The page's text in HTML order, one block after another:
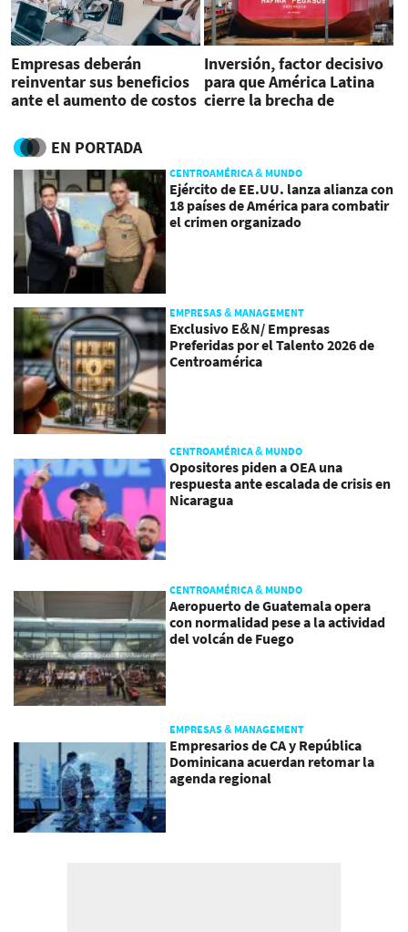
Empresas deberán
reinventar sus beneficios
ante el aumento de costos
Inversión, factor decisivo
para que América Latina
cierre la brecha de
EN PORTADA
CENTROAMÉRICA & MUNDO
Ejército de EE.UU. lanza alianza con
18 países de América para combatir
el crimen organizado
EMPRESAS & MANAGEMENT
Exclusivo E&N/ Empresas
Preferidas por el Talento 2026 de
Centroamérica
CENTROAMÉRICA & MUNDO
Opositores piden a OEA una
respuesta ante escalada de crisis en
Nicaragua
CENTROAMÉRICA & MUNDO
Aeropuerto de Guatemala opera
con normalidad pese a la actividad
del volcán de Fuego
EMPRESAS & MANAGEMENT
Empresarios de CA y República
Dominicana acuerdan retomar la
agenda regional